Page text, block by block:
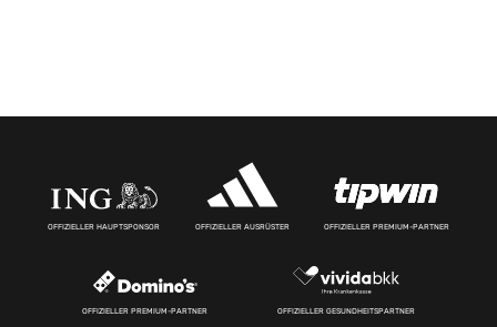
OFFIZIELLER HAUPTSPONSOR OFFIZIELLER AUSRÜSTER OFFIZIELLER PREMIUM-PARTNER
OFFIZIELLER PREMIUM-PARTNER OFFIZIELLER GESUNDHEITSPARTNER